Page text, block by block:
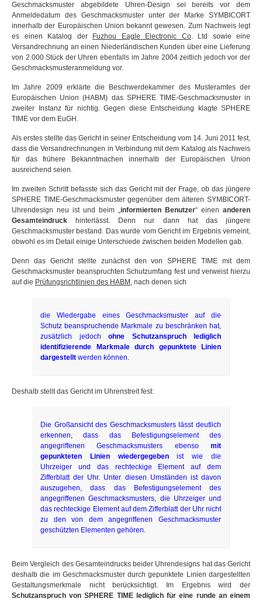
Geschmacksmuster abgebildete Uhren-Design sei bereits vor dem
Anmeldedatum des Geschmacksmuster unter der Marke SYMBICORT
innerhalb der Europäischen Union bekannt gewesen. Zum Nachweis legt
es einen Katalog der
Fuzhou Eagle Electronic Co. Ltd sowie eine
Versandrechnung an einen Niederländischen Kunden über eine Lieferung
von 2.000 Stück der Uhren ebenfalls im Jahre 2004 zeitlich jedoch vor der
Geschmacksmusteranmeldung vor.
Im Jahre 2009 erklärte die Beschwerdekammer des Musteramtes der
Europäischen Union (HABM) das SPHERE TIME-Geschmacksmuster in
zweiter Instanz für nichtig. Gegen diese Entscheidung klagte SPHERE
TIME vor dem EuGH.
Als erstes stellte das Gericht in seiner Entscheidung vom 14. Juni 2011 fest,
dass die Versandrechnungen in Verbindung mit dem Katalog als Nachweis
für das frühere Bekanntmachen innerhalb der Europäischen Union
ausreichend seien.
Im zweiten Schritt befasste sich das Gericht mit der Frage, ob das jüngere
SPHERE TIME-Geschmacksmuster gegenüber dem älteren SYMBICORT-
Uhrendesign neu ist und beim „informierten Benutzer“ einen anderen
Gesamteindruck hinterlässt. Denn nur dann hat das jüngere
Geschmacksmuster bestand. Das wurde vom Gericht im Ergebnis verneint,
obwohl es im Detail einige Unterschiede zwischen beiden Modellen gab.
Denn das Gericht stellte zunächst den von SPHERE TIME mit dem
Geschmacksmuster beanspruchten Schutzumfang fest und verweist hierzu
auf die Prüfungsrichtlinien des HABM , nach denen sich
die Wiedergabe eines Geschmacksmuster auf die
Schutz beanspruchende Markmale zu beschränken hat,
zusätzlich jedoch ohne Schutzanspruch lediglich
identifizierende Markmale durch gepunktete Linien
dargestellt werden können.
Deshalb stellt das Gericht im Uhrenstreit fest:
Die Großansicht des Geschmacksmusters lässt deutlich
erkennen, dass das Befestigungselement des
angegriffenen Geschmacksmusters ebenso mit
gepunkteten Linien wiedergegebenist wie die
Uhrzeiger und das rechteckige Element auf dem
Zifferblatt der Uhr. Unter diesen Umständen ist davon
auszugehen, dass das Befestigungselement des
angegriffenen Geschmacksmusters, die Uhrzeiger und
das rechteckige Element auf dem Zifferblatt der Uhr nicht
zu den von dem angegriffenen Geschmacksmuster
geschützten Elementen gehören.
Beim Vergleich des Gesamteindrucks beider Uhrendesigns hat das Gericht
deshalb die im Geschmacksmuster durch gepunktete Linien dargestellten
Gestaltungsmerkmale nicht berücksichtigt. Im Ergebnis wird der
Schutzanspruch von SPHERE TIME lediglich für eine runde an einem